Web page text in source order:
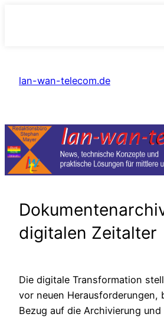
springen
lan-wan-telecom.de
digitalen Zeitalter
Die digitale Transformation
vor neuen Herausforderungen,
Bezug auf die Archivierung und